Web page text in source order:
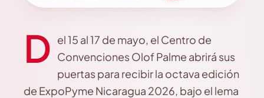
D el 15 al 17 de mayo, el Centro de
Convenciones Olof Palme abrirá sus
puertas para recibir la octava edición
de ExpoPyme Nicaragua 2026, bajo el lema